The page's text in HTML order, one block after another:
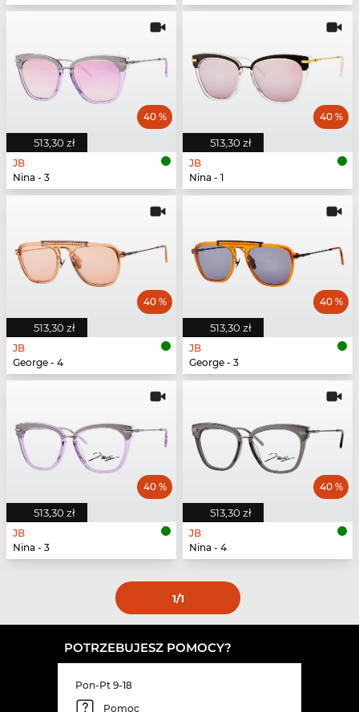
513,30 zł
40 %
JB
Nina - 3
513,30 zł
40 %
JB
Nina - 1
513,30 zł
40 %
JB
George - 4
513,30 zł
40 %
JB
George - 3
513,30 zł
40 %
JB
Nina - 3
513,30 zł
40 %
JB
Nina - 4
1/1
POTRZEBUJESZ POMOCY?
Pon-Pt 9-18
Pomoc